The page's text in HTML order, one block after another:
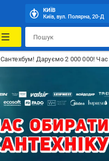
КИЇВ
Київ, вул. Полярна, 20-Д
Сантехбум! Даруємо 2 000 000! Час